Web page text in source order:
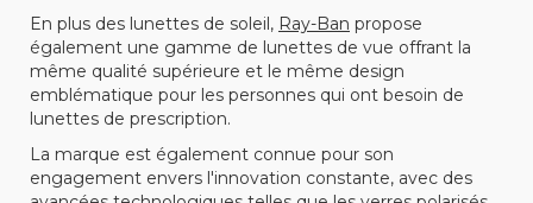
En plus des lunettes de soleil, Ray-Ban propose
également une gamme de lunettes de vue offrant la
même qualité supérieure et le même design
emblématique pour les personnes qui ont besoin de
lunettes de prescription.
La marque est également connue pour son
engagement envers l'innovation constante, avec des